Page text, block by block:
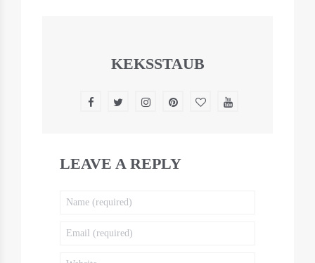
KEKSSTAUB
LEAVE A REPLY